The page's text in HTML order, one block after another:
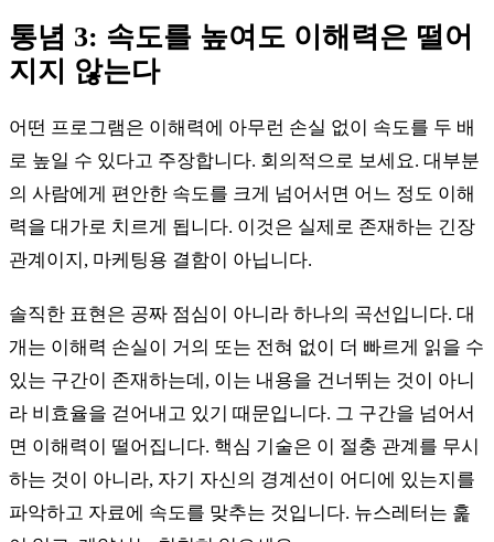
통념 3: 속도를 높여도 이해력은 떨어
지지 않는다
어떤 프로그램은 이해력에 아무런 손실 없이 속도를 두 배
로 높일 수 있다고 주장합니다. 회의적으로 보세요. 대부분
의 사람에게 편안한 속도를 크게 넘어서면 어느 정도 이해
력을 대가로 치르게 됩니다. 이것은 실제로 존재하는 긴장
관계이지, 마케팅용 결함이 아닙니다.
솔직한 표현은 공짜 점심이 아니라 하나의 곡선입니다. 대
개는 이해력 손실이 거의 또는 전혀 없이 더 빠르게 읽을 수
있는 구간이 존재하는데, 이는 내용을 건너뛰는 것이 아니
라 비효율을 걷어내고 있기 때문입니다. 그 구간을 넘어서
면 이해력이 떨어집니다. 핵심 기술은 이 절충 관계를 무시
하는 것이 아니라, 자기 자신의 경계선이 어디에 있는지를
파악하고 자료에 속도를 맞추는 것입니다. 뉴스레터는 훑